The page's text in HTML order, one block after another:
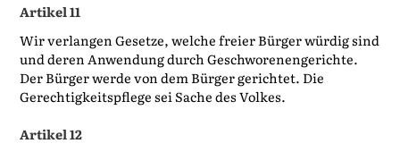
Artikel 11
Wir verlangen Gesetze, welche freier Bürger würdig sind
und deren Anwendung durch Geschworenengerichte.
Der Bürger werde von dem Bürger gerichtet. Die
Gerechtigkeitspflege sei Sache des Volkes.
Artikel 12